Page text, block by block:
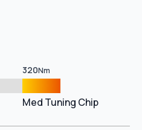
320Nm
Med Tuning Chip